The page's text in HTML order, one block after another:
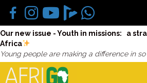
Our new issue - Youth in missions: a
Africa
Young people are making a difference in